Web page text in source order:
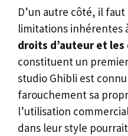
D’un autre côté, il
limitations inhérentes
droits d’auteur et
constituent un
studio Ghibli est
farouchement sa
l’utilisation
dans leur style